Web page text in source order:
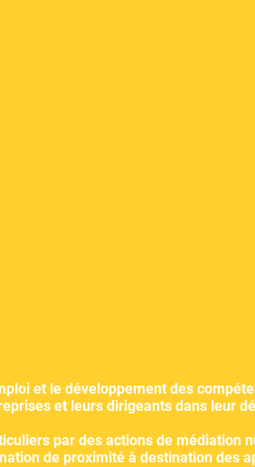
et le développement des
et leurs dirigeants dans leur
par des actions de médiation
de proximité à destination des